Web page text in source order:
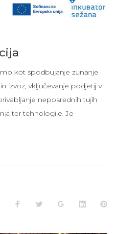
kot spodbujanje zunanje
izvoz, vključevanje podjetij v
neposrednih tujih
ter tehnologije. Je